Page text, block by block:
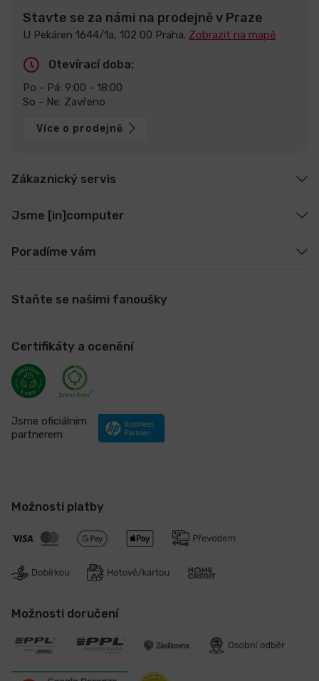
Stavte se za námi na prodejně v Praze
U Pekáren 1644/1a, 102 00 Praha. Zobrazit na mapě
Otevírací doba:
Po - Pá: 9:00 - 18:00
So - Ne: Zavřeno
Více o prodejně
Zákaznický servis
Jsme [in]computer
Poradíme vám
Staňte se našimi fanoušky
Certifikáty a ocenění
Jsme oficiálním
partnerem
Možnosti platby
Možnosti doručení